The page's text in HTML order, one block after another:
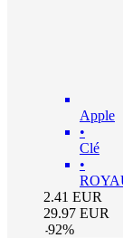
Apple
•
Clé
•
2.41 EUR
29.97 EUR
-92%